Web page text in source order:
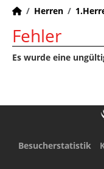
Herren
Fehler
Es wurde eine
Besucherstatistik